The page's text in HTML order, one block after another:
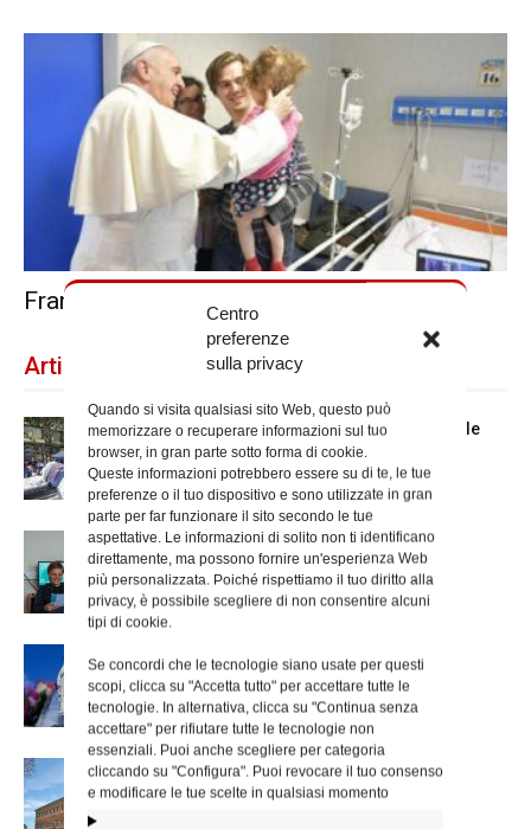
Centro
preferenze
sulla privacy
Quando si visita qualsiasi sito Web, questo può
memorizzare o recuperare informazioni sul tuo
browser, in gran parte sotto forma di cookie.
Queste informazioni potrebbero essere su di te, le tue
preferenze o il tuo dispositivo e sono utilizzate in gran
parte per far funzionare il sito secondo le tue
aspettative. Le informazioni di solito non ti identificano
direttamente, ma possono fornire un'esperienza Web
più personalizzata. Poiché rispettiamo il tuo diritto alla
privacy, è possibile scegliere di non consentire alcuni
tipi di cookie.
Se concordi che le tecnologie siano usate per questi
scopi, clicca su "Accetta tutto" per accettare tutte le
tecnologie. In alternativa, clicca su "Continua senza
accettare" per rifiutare tutte le tecnologie non
essenziali. Puoi anche scegliere per categoria
cliccando su "Configura". Puoi revocare il tuo consenso
e modificare le tue scelte in qualsiasi momento
Francesco a sorpresa al Bambino Gesù
Articoli recenti
Spin Time: la dichiarazione del cardinale
vicario
Scienze Applicate, la nuova proposta
dell’Istituto Paritario Sant’Apollinare
Dal 28 al 31 agosto il pellegrinaggio
diocesano a Lourdes
Nuove nomine nella diocesi di Roma